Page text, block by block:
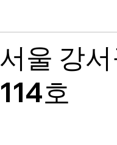
서울 강
114호